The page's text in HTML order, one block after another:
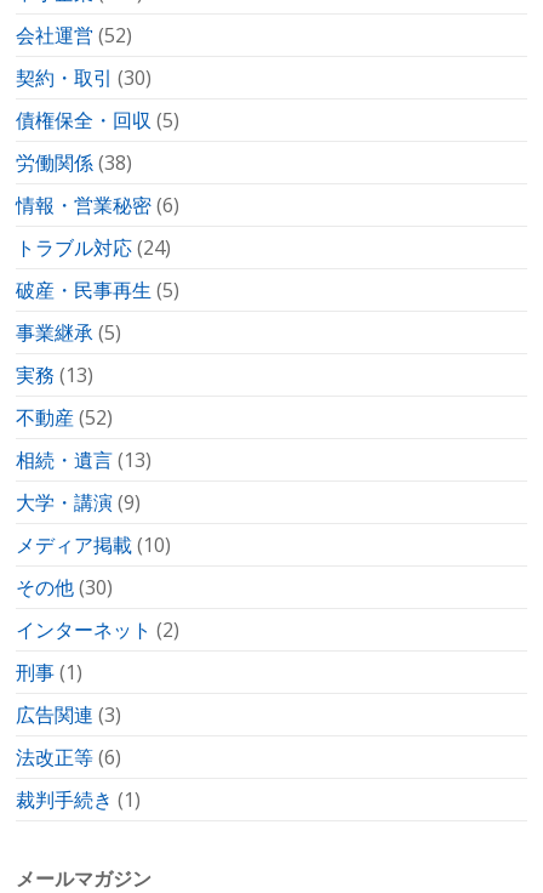
会社運営 (52)
契約・取引 (30)
債権保全・回収 (5)
労働関係(38)
情報・営業秘密(6)
トラブル対応(24)
破産・民事再生 (5)
事業継承(5)
実務 (13)
不動産(52)
相続・遺言(13)
大学・講演(9)
メディア掲載(10)
その他(30)
インターネット (2)
刑事(1)
広告関連 (3)
法改正等(6)
裁判手続き (1)
メールマガジン